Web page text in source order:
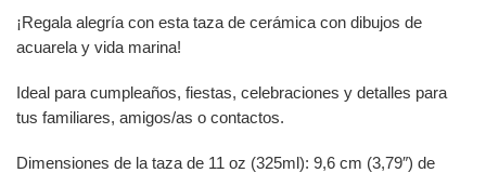
¡Regala alegría con esta taza de cerámica con dibujos de
acuarela y vida marina!
Ideal para cumpleaños, fiestas, celebraciones y detalles para
tus familiares, amigos/as o contactos.
Dimensiones de la taza de 11 oz (325ml): 9,6 cm (3,79″) de